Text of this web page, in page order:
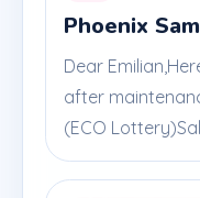
Phoenix
Dear
after
(ECO